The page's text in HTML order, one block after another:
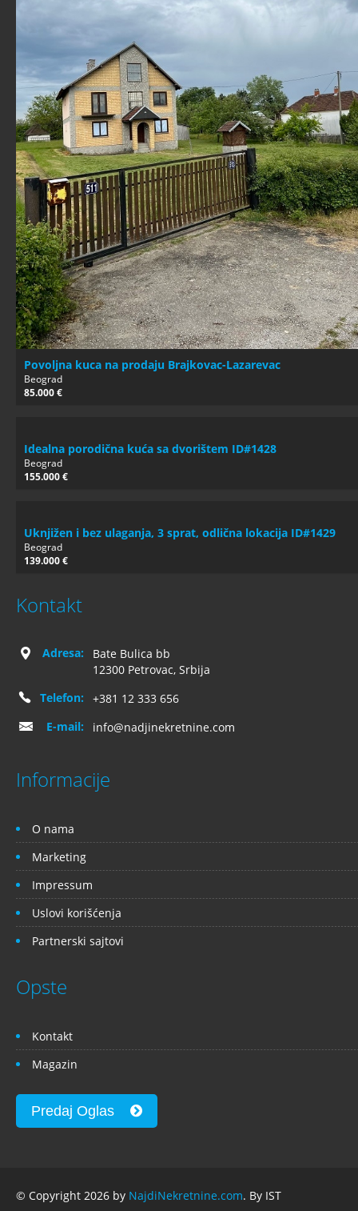
Povoljna kuca na prodaju Brajkovac-Lazarevac
Beograd
85.000 €
Idealna porodična kuća sa dvorištem ID#1428
Beograd
155.000 €
Uknjižen i bez ulaganja, 3 sprat, odlična lokacija ID#1429
Beograd
139.000 €
Kontakt
Adresa:
Bate Bulica bb
12300 Petrovac, Srbija
Telefon:
+381 12 333 656
E-mail:
info@nadjinekretnine.com
Informacije
O nama
Marketing
Impressum
Uslovi korišćenja
Partnerski sajtovi
Opste
Kontakt
Magazin
Predaj Oglas
© Copyright 2026 by NajdiNekretnine.com. By IST